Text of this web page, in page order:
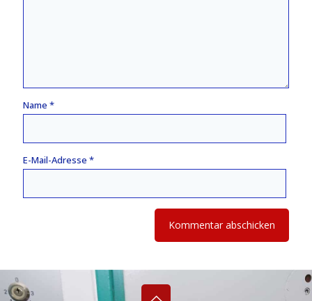
Name *
E-Mail-Adresse *